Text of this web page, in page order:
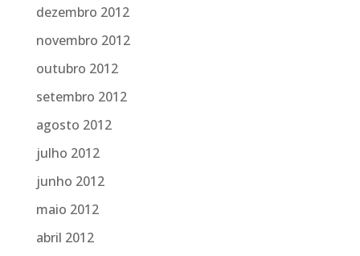
dezembro 2012
novembro 2012
outubro 2012
setembro 2012
agosto 2012
julho 2012
junho 2012
maio 2012
abril 2012